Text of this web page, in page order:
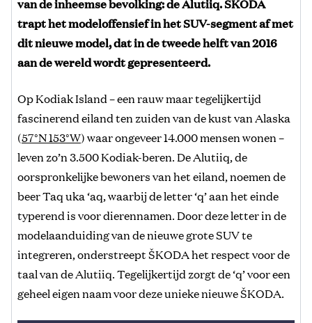
van de inheemse bevolking: de Alutiiq. ŠKODA
trapt het modeloffensief in het SUV-segment af met
dit nieuwe model, dat in de tweede helft van 2016
aan de wereld wordt gepresenteerd.
Op Kodiak Island – een rauw maar tegelijkertijd
fascinerend eiland ten zuiden van de kust van Alaska
(57°N 153°W) waar ongeveer 14.000 mensen wonen –
leven zo’n 3.500 Kodiak-beren. De Alutiiq, de
oorspronkelijke bewoners van het eiland, noemen de
beer Taq uka ‘aq, waarbij de letter ‘q’ aan het einde
typerend is voor dierennamen. Door deze letter in de
modelaanduiding van de nieuwe grote SUV te
integreren, onderstreept ŠKODA het respect voor de
taal van de Alutiiq. Tegelijkertijd zorgt de ‘q’ voor een
geheel eigen naam voor deze unieke nieuwe ŠKODA.